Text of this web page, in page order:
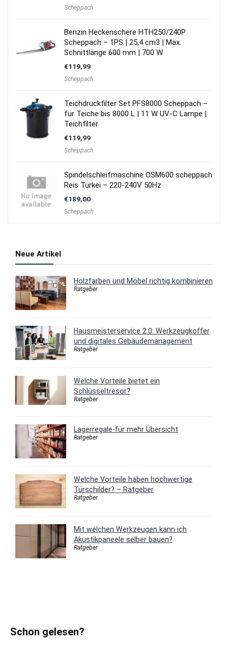
Scheppach
Benzin Heckenschere HTH250/240P
Scheppach – 1PS | 25,4 cm3 | Max.
Schnittlänge 600 mm | 700 W
€119,99
Scheppach
Teichdruckfilter Set PFS8000 Scheppach –
für Teiche bis 8000 L | 11 W UV-C Lampe |
Teichfilter
€119,99
Scheppach
Spindelschleifmaschine OSM600 scheppach
Reis Türkei – 220-240V 50Hz
€189,00
Scheppach
Neue Artikel
Holzfarben und Möbel richtig kombinieren
Ratgeber
Hausmeisterservice 2.0: Werkzeugkoffer
und digitales Gebäudemanagement
Ratgeber
Welche Vorteile bietet ein
Schlüsseltresor?
Ratgeber
Lagerregale-für mehr Übersicht
Ratgeber
Welche Vorteile haben hochwertige
Türschilder? – Ratgeber
Ratgeber
Mit welchen Werkzeugen kann ich
Akustikpaneele selber bauen?
Ratgeber
Schon gelesen?